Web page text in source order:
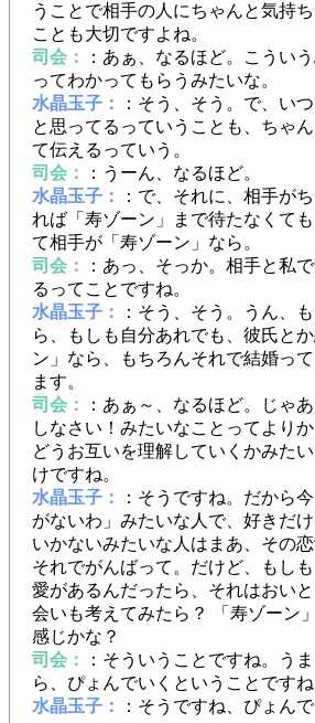
うことで相手の人にちゃんと気持
ことも大切ですよね。
司会：
：あぁ、なるほど。こうい
ってわかってもらうみたいな。
水晶玉子：
：そう、そう。で、い
と思ってるっていうことも、ちゃ
て伝えるっていう。
司会：
：うーん、なるほど。
水晶玉子：
：で、それに、相手が
れば「寿ゾーン」まで待たなくて
て相手が「寿ゾーン」なら。
司会：
：あっ、そっか。相手と私
るってことですね。
水晶玉子：
：そう、そう。うん、
ら、もしも自分あれでも、彼氏と
ン」なら、もちろんそれで結婚っ
ます。
司会：
：あぁ～、なるほど。じゃ
しなさい！みたいなことってより
どうお互いを理解していくかみた
けですね。
水晶玉子：
：そうですね。だから
がないわ」みたいな人で、好きだ
いかないみたいな人はまあ、その
それでがんばって。だけど、もし
愛があるんだったら、それはおい
会いも考えてみたら？ 「寿ゾーン
感じかな？
司会：
：そういうことですね。う
ら、ぴょんでいくということですね
水晶玉子：
：そうですね、ぴょんで